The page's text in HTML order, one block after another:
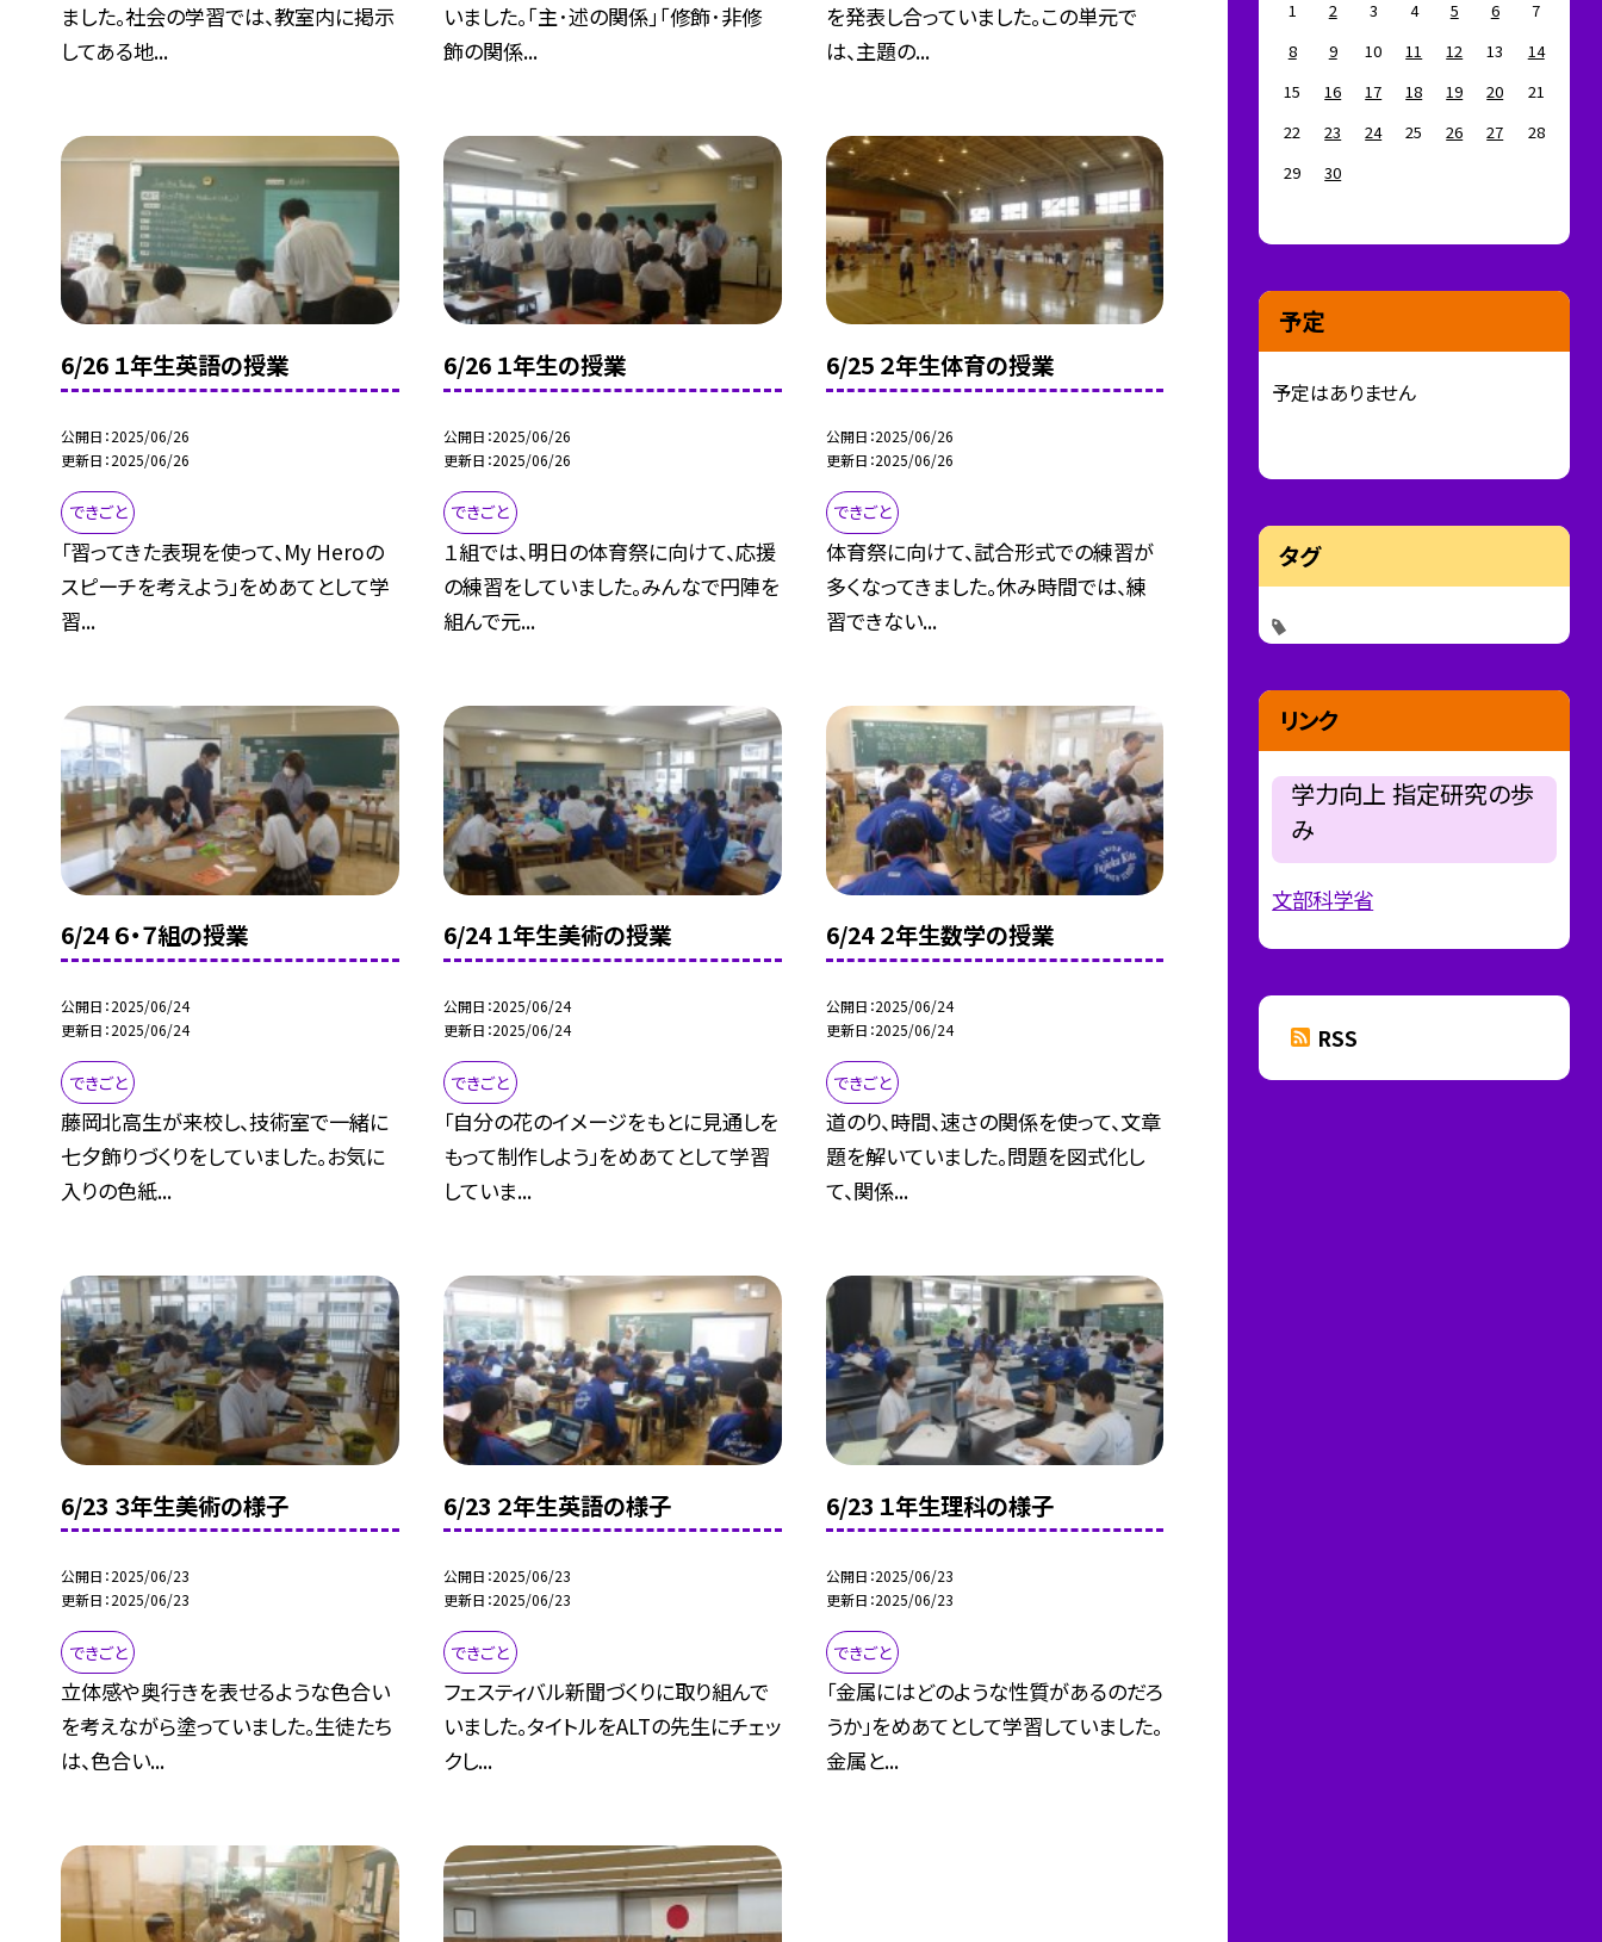
ました。社会の学習では、教室内に掲示
してある地...
いました。｢主･述の関係｣｢修飾･非修
飾の関係...
を発表し合っていました。この単元で
は、主題の...
6/26 １年生英語の授業
公開日 2025/06/26
更新日 2025/06/26
できごと
「習ってきた表現を使って、My Heroの
スピーチを考えよう」をめあてとして学
習...
6/26 １年生の授業
公開日 2025/06/26
更新日 2025/06/26
できごと
１組では、明日の体育祭に向けて、応援
の練習をしていました。みんなで円陣を
組んで元...
6/25 ２年生体育の授業
公開日 2025/06/26
更新日 2025/06/26
できごと
体育祭に向けて、試合形式での練習が
多くなってきました。休み時間では、練
習できない...
6/24 ６・７組の授業
公開日 2025/06/24
更新日 2025/06/24
できごと
藤岡北高生が来校し、技術室で一緒に
七夕飾りづくりをしていました。お気に
入りの色紙...
6/24 １年生美術の授業
公開日 2025/06/24
更新日 2025/06/24
できごと
「自分の花のイメージをもとに見通しを
もって制作しよう」をめあてとして学習
していま...
6/24 ２年生数学の授業
公開日 2025/06/24
更新日 2025/06/24
できごと
道のり、時間、速さの関係を使って、文章
題を解いていました。問題を図式化し
て、関係...
6/23 ３年生美術の様子
公開日 2025/06/23
更新日 2025/06/23
できごと
立体感や奥行きを表せるような色合い
を考えながら塗っていました。生徒たち
は、色合い...
6/23 ２年生英語の様子
公開日 2025/06/23
更新日 2025/06/23
できごと
フェスティバル新聞づくりに取り組んで
いました。タイトルをALTの先生にチェッ
クし...
6/23 １年生理科の様子
公開日 2025/06/23
更新日 2025/06/23
できごと
「金属にはどのような性質があるのだろ
うか」をめあてとして学習していました。
金属と...
1 2 3 4 5 6
7
8
9 10 11 12 13
14
15
16 17 18 19 20
21
22
23 24 25 26 27
28
29
30
予定
予定はありません
タグ
リンク
学力向上 指定研究の歩
み
文部科学省
RSS